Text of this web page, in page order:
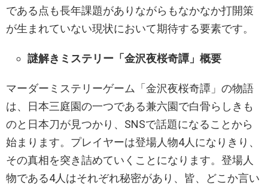
である点も長年課題がありながらもなかなか打開策
が生まれていない現状において期待する要素です。
謎解きミステリー「金沢夜桜奇譚」概要
マーダーミステリーゲーム「金沢夜桜奇譚」の物語
は、日本三庭園の一つである兼六園で白骨らしきも
のと日本刀が見つかり、SNSで話題になることから
始まります。プレイヤーは登場人物4人になりきり、
その真相を突き詰めていくことになります。登場人
物である4人はそれぞれ秘密があり、皆、どこか言い